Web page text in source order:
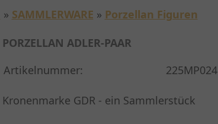
» SAMMLERWARE » Porzellan Figuren
PORZELLAN ADLER-PAAR
Artikelnummer:
225MP024
Kronenmarke GDR - ein Sammlerstück